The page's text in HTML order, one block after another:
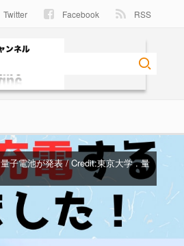
Twitter Facebook RSS
子電池が発表 / Credit:東京大学 . 量